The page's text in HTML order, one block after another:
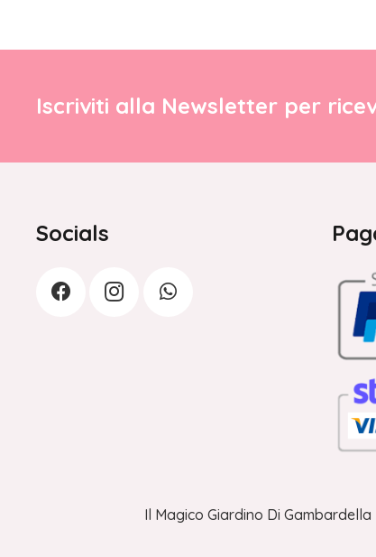
Iscriviti alla Newsletter per
Socials
Il Magico Giardino Di